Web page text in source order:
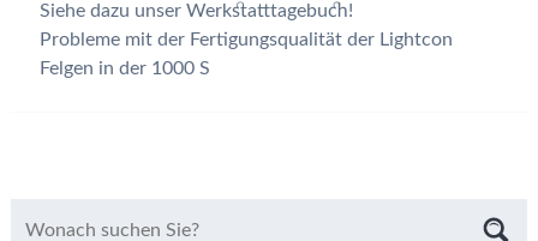
Siehe dazu unser Werkstatttagebuch!
Probleme mit der Fertigungsqualität der Lightcon
Felgen in der 1000 S